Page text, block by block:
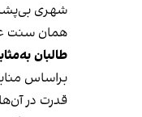
شهری
همان سنت
طالبان
قدرت در